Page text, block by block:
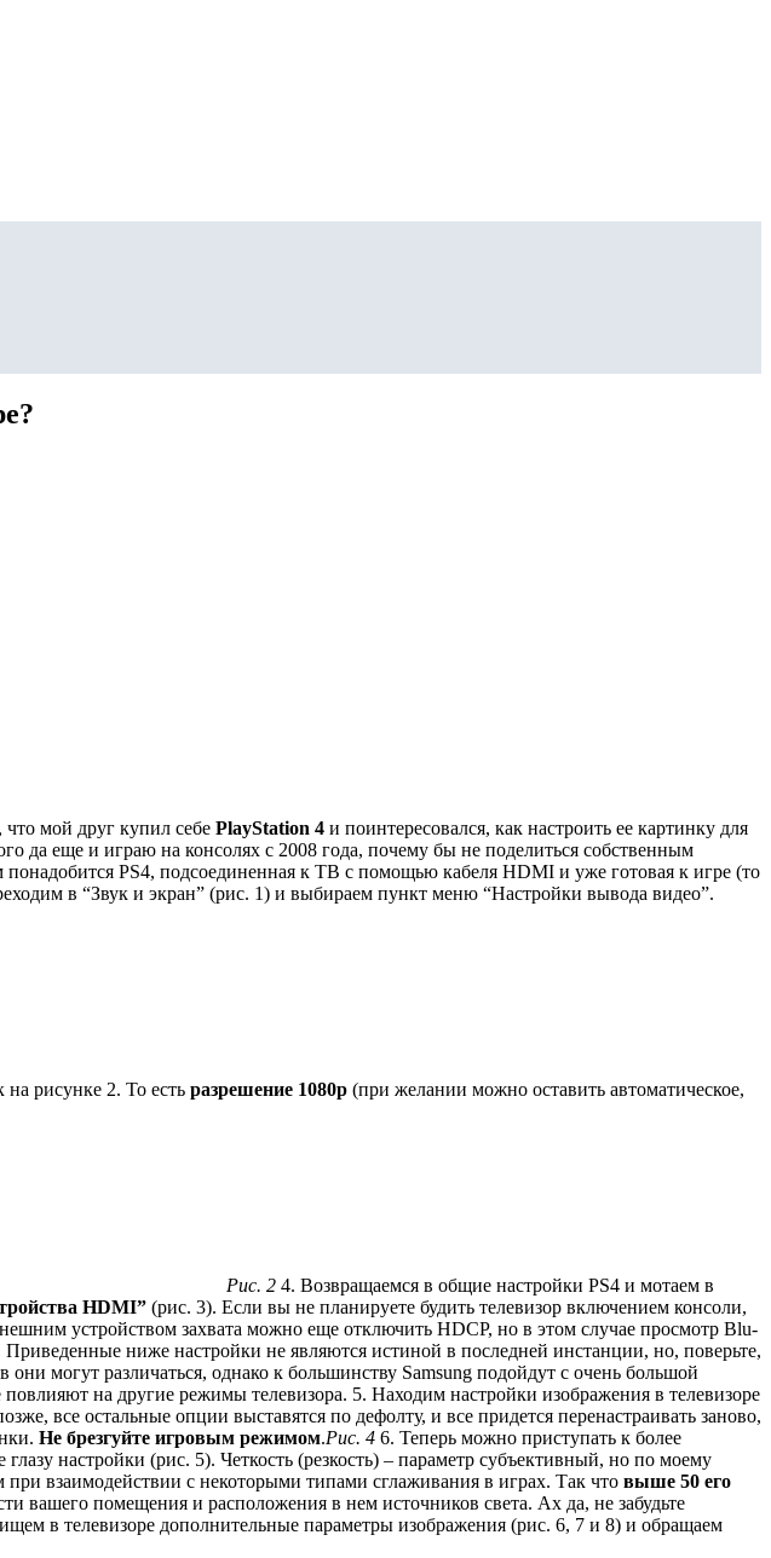
мой друг купил себе PlayStation 4 и поинтересовался, как настроить ее картинку для
да еще и играю на консолях с 2008 года, почему бы не поделиться собственным
понадобится PS4, подсоединенная к ТВ с помощью кабеля HDMI и уже готовая к игре (то
в “Звук и экран” (рис. 1) и выбираем пункт меню “Настройки вывода видео”.
рисунке 2. То есть разрешение 1080р (при желании можно оставить автоматическое,
Рис. 2 4. Возвращаемся в общие настройки PS4 и мотаем в
HDMI” (рис. 3). Если вы не планируете будить телевизор включением консоли,
устройством захвата можно еще отключить HDCP, но в этом случае просмотр Blu-
Приведенные ниже настройки не являются истиной в последней инстанции, но, поверьте,
могут различаться, однако к большинству Samsung подойдут с очень большой
на другие режимы телевизора. 5. Находим настройки изображения в телевизоре
все остальные опции выставятся по дефолту, и все придется перенастраивать заново,
Не брезгуйте игровым режимом.Рис. 4 6. Теперь можно приступать к более
настройки (рис. 5). Четкость (резкость) – параметр субъективный, но по моему
взаимодействии с некоторыми типами сглаживания в играх. Так что выше 50 его
вашего помещения и расположения в нем источников света. Ах да, не забудьте
в телевизоре дополнительные параметры изображения (рис. 6, 7 и 8) и обращаем